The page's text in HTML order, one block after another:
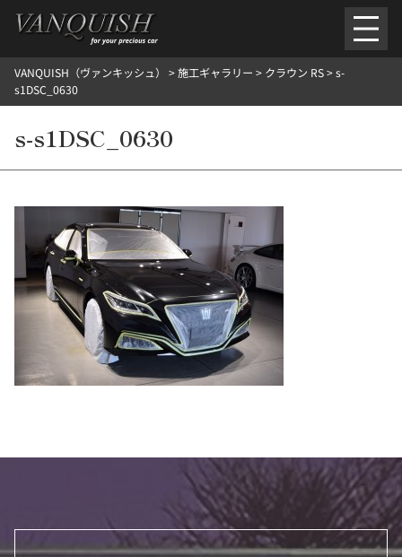
を
ごあいさつ会社案内施工環境紹介所在地
ご提供メニュー
外装のガラスコーティング施工料金
ヘッドライトクリーニング施工料金
樹脂・メッシュパーツコーティング施工料金
施工ギャラリー
PICKUPNOSTALGIC
お客さまの声お問い合わせ施工のご予約
VANQUISH（ヴァンキッシュ） >施工ギャラリー > クラウン RS>s-
s1DSC_0630
s-s1DSC_0630